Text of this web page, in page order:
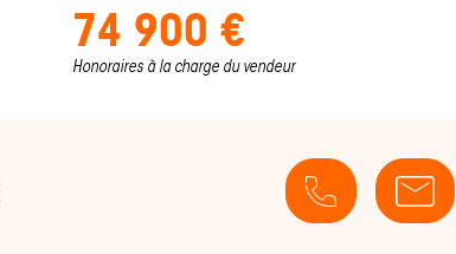
74 900 €
Honoraires à la charge du vendeur